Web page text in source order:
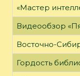
«Мастер
Видеообзор
Восточно-
Гордость